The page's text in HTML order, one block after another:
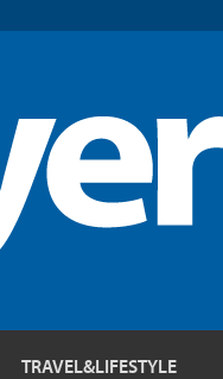
TRAVEL&LIFESTYLE